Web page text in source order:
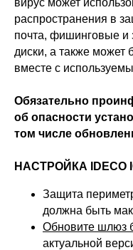
вирус может
распространения в
почта, фишинговые
диски, а также может
вместе с
Обязательно
об опасности
том числе
НАСТРОЙКА IDECO
Защита
должна быть
Обновите шлюз
актуальной